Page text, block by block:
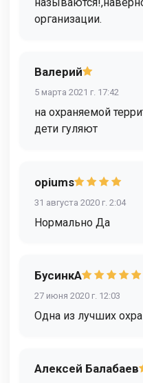
организации.
Валерий
5 марта 2021 г. 17:42
на охраняемой
дети гуляют
opiums
31 августа 2020 г. 2:04
Нормально Да
БусинкА
27 июня 2020 г. 12:03
Одна из лучших
Алексей Балабаев